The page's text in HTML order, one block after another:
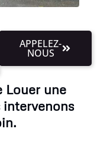
APPELEZ-
NOUS
Louer une